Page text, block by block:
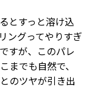
とすっと溶け込
ングってやりすぎ
すが、このパレ
までも自然で、
のツヤが引き出